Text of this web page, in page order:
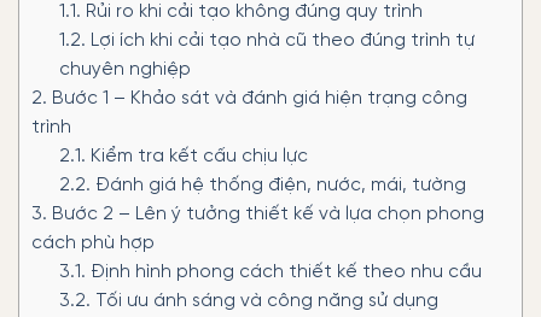
1.1. Rủi ro khi cải tạo không đúng quy trình
1.2. Lợi ích khi cải tạo nhà cũ theo đúng trình tự
chuyên nghiệp
2. Bước 1 – Khảo sát và đánh giá hiện trạng công
trình
2.1. Kiểm tra kết cấu chịu lực
2.2. Đánh giá hệ thống điện, nước, mái, tường
3. Bước 2 – Lên ý tưởng thiết kế và lựa chọn phong
cách phù hợp
3.1. Định hình phong cách thiết kế theo nhu cầu
3.2. Tối ưu ánh sáng và công năng sử dụng